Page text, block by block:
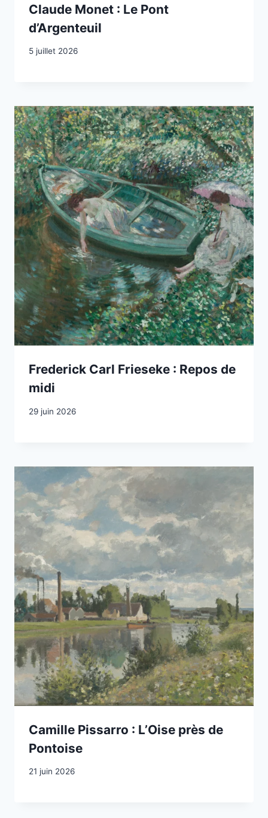
Claude Monet : Le Pont
d’Argenteuil
5 juillet 2026
Frederick Carl Frieseke : Repos de
midi
29 juin 2026
Camille Pissarro : L’Oise près de
Pontoise
21 juin 2026